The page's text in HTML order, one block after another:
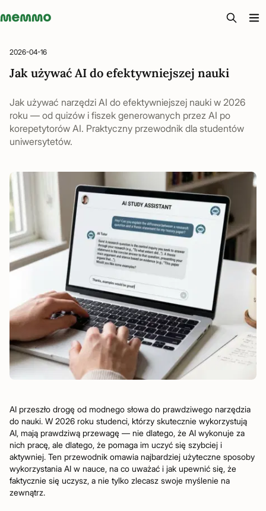
Memmo - AI-verktyg och digital kurslitteratur
2026-04-16
Jak używać AI do efektywniejszej nauki
Jak używać narzędzi AI do efektywniejszej nauki w 2026
roku — od quizów i fiszek generowanych przez AI po
korepetytorów AI. Praktyczny przewodnik dla studentów
uniwersytetów.
AI przeszło drogę od modnego słowa do prawdziwego narzędzia
do nauki. W 2026 roku studenci, którzy skutecznie wykorzystują
AI, mają prawdziwą przewagę — nie dlatego, że AI wykonuje za
nich pracę, ale dlatego, że pomaga im uczyć się szybciej i
aktywniej. Ten przewodnik omawia najbardziej użyteczne sposoby
wykorzystania AI w nauce, na co uważać i jak upewnić się, że
faktycznie się uczysz, a nie tylko zlecasz swoje myślenie na
zewnątrz.